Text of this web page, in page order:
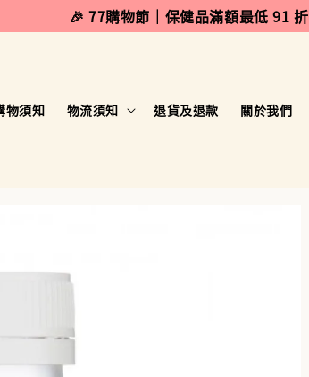
🎉 77購物節｜保健品滿額最低 91 折
物須知 物流須知 退貨及退款 關於我們